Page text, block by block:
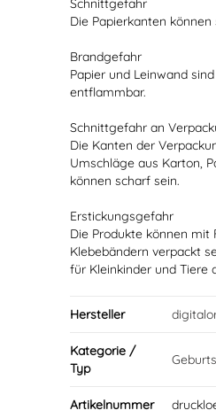
Schnittgefahr
Die Papierkanten können
Brandgefahr
Papier und Leinwand
entflammbar.
Schnittgefahr an
Die Kanten der
Umschläge aus Karton,
können scharf sein.
Erstickungsgefahr
Die Produkte können mit
Klebebändern verpackt
für Kleinkinder und Tiere
Hersteller
Kategorie /
Typ
Artikelnummer